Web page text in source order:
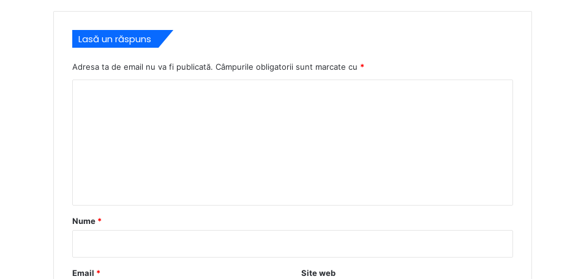
Lasă un răspuns
Adresa ta de email nu va fi publicată. Câmpurile obligatorii sunt marcate cu *
r
*
Nume *
Email * Site web